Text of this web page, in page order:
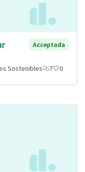
Acceptada
Sostenibles 7 0